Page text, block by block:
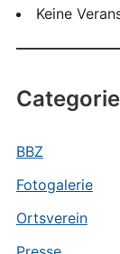
Keine
BBZ
Fotogalerie
Ortsverein